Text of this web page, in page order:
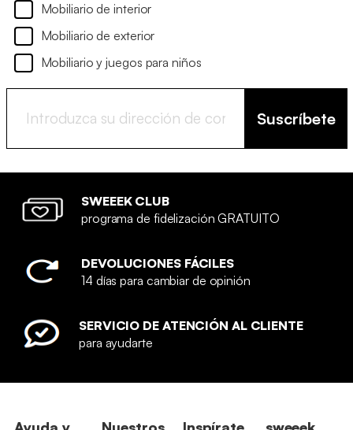
Mobiliario de interior
Mobiliario de exterior
Mobiliario y juegos para niños
Suscríbete
SWEEEK CLUB
programa de fidelización GRATUITO
DEVOLUCIONES FÁCILES
14 días para cambiar de opinión
SERVICIO DE ATENCIÓN AL CLIENTE
para ayudarte